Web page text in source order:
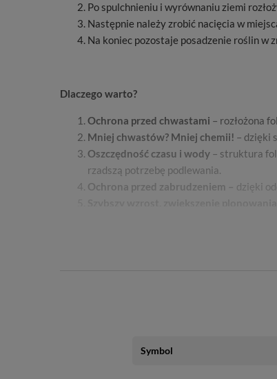
Po spulchnieniu i wyrównaniu ziemi
Następnie należy zrobić nacięcia w
Na koniec pozostaje posadzenie roślin w
Dlaczego warto?
Ochrona przed chwastami – rozłożona
Mniej chwastów? Mniej chemii! – dzięki
Oszczędność czasu i wody – struktura
rzadszą potrzebę podlewania.
Ochrona przed zabrudzeniem – dzięki
Symbol